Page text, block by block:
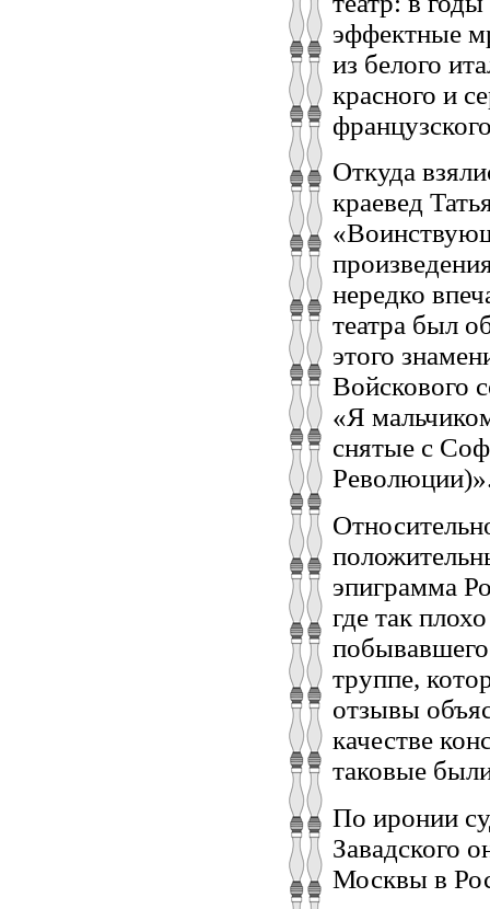
эффектные
из белого
красного и
Откуда
краевед
нередко
театра был
этого
Войскового
«Я
снятые с
эпиграмма
где так
побывавшего
труппе,
отзывы
качестве
таковые
По иронии
Завадского
Москвы в